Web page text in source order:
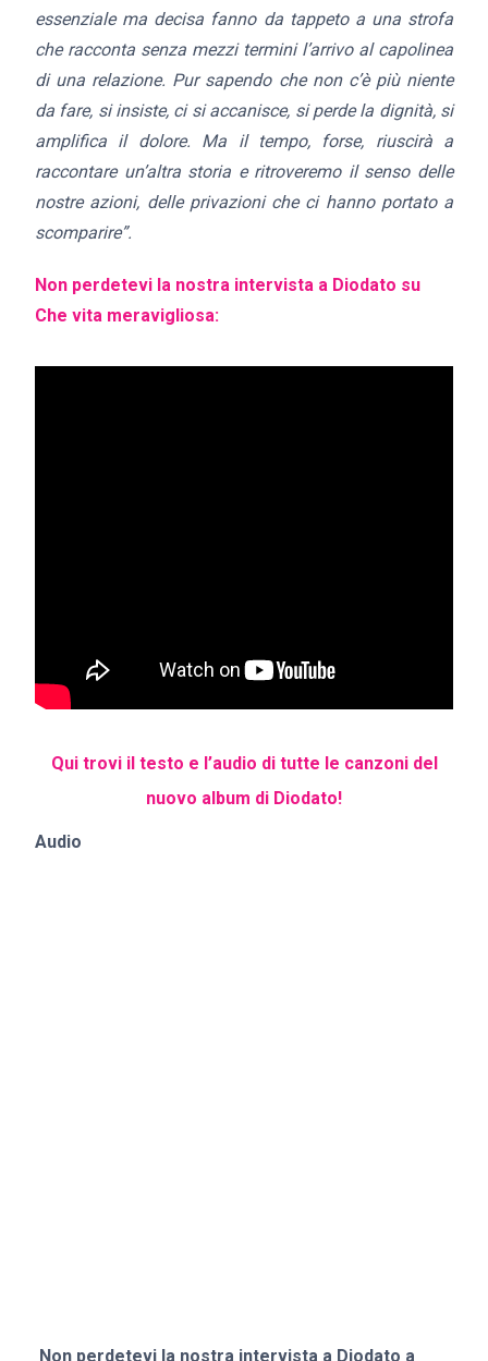
essenziale ma decisa fanno da tappeto a una strofa
che racconta senza mezzi termini l’arrivo al capolinea
di una relazione. Pur sapendo che non c’è più niente
da fare, si insiste, ci si accanisce, si perde la dignità, si
amplifica il dolore. Ma il tempo, forse, riuscirà a
raccontare un’altra storia e ritroveremo il senso delle
nostre azioni, delle privazioni che ci hanno portato a
scomparire”.
Non perdetevi la nostra intervista a Diodato su
Che vita meravigliosa:
Qui trovi il testo e l’audio di tutte le canzoni del
nuovo album di Diodato!
Audio
Non perdetevi la nostra intervista a Diodato a